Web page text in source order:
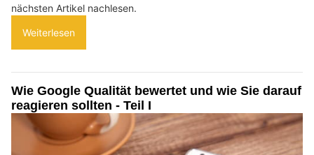
nächsten Artikel nachlesen.
Weiterlesen
Wie Google Qualität bewertet und wie Sie darauf
reagieren sollten - Teil I